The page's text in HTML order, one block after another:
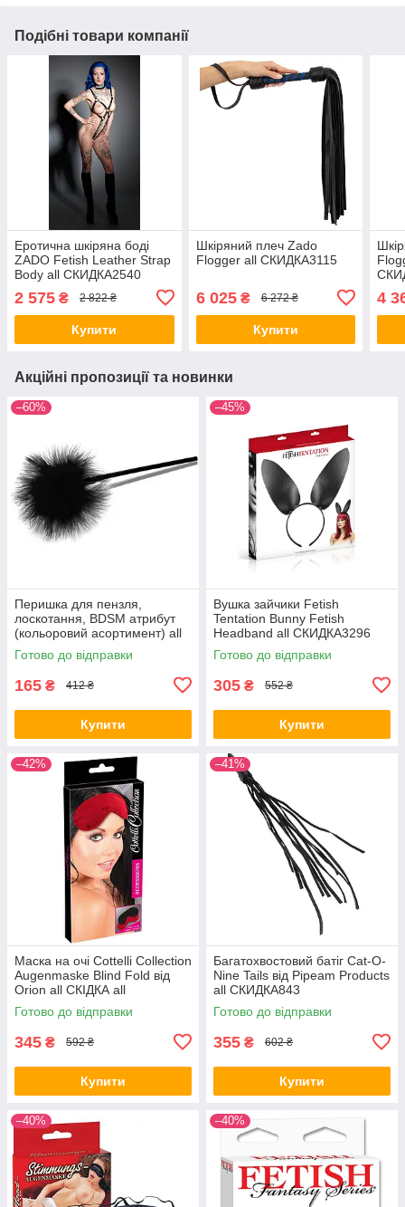
Подібні товари компанії
Еротична шкіряна боді
ZADO Fetish Leather Strap
Body all СКИДКА2540
2 575 ₴ 2 822 ₴
Купити
Шкіряний плеч Zado
Flogger all СКИДКА3115
6 025₴ 6 272 ₴
Купити
4
Акційні пропозиції та новинки
–60%
Перишка для пензля,
лоскотання, BDSM атрибут
(кольоровий асортимент) all
СКІДКА all СКИДКА284
Готово до відправки
165 ₴ 412 ₴
Купити
–45%
Вушка зайчики Fetish
Tentation Bunny Fetish
Headband all СКИДКА3296
Готово до відправки
305 ₴ 552 ₴
Купити
–42%
Маска на очі Cottelli Collection
Augenmaske Blind Fold від
Orion all СКІДКА all
СКИДКА1520
Готово до відправки
345 ₴ 592 ₴
Купити
–41%
Багатохвостовий батіг Cat-O-
Nine Tails від Pipeam Products
all СКИДКА843
Готово до відправки
355 ₴ 602 ₴
Купити
–40% –40%